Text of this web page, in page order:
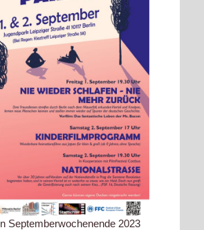
Septemberwochenende 2023